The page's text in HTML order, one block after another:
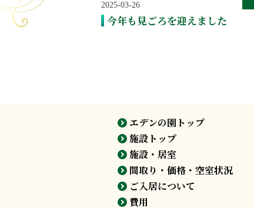
2025-03-26
今年も見ごろを迎えました
エデンの園トップ
施設トップ
施設・居室
間取り・価格・空室状況
ご入居について
費用